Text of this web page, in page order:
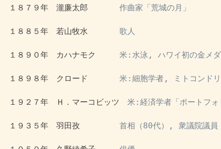
１８７９年　瀧廉太郎 作曲家「荒城の月」
１８８５年　若山牧水 歌人
１８９０年　カハナモク 米:水泳, ハワイ初の金メダ
１８９８年　クロード 米:細胞学者, ミトコンドリ
１９２７年　Ｈ．マーコビッツ 米:経済学者「ポートフォ
１９３５年　羽田孜 首相（80代）, 衆議院議員